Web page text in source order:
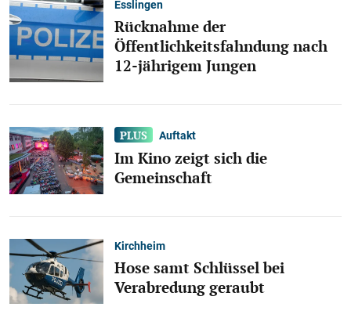
Esslingen
Rücknahme der
Öffentlichkeitsfahndung nach
12-jährigem Jungen
Auftakt
Im Kino zeigt sich die
Gemeinschaft
Kirchheim
Hose samt Schlüssel bei
Verabredung geraubt